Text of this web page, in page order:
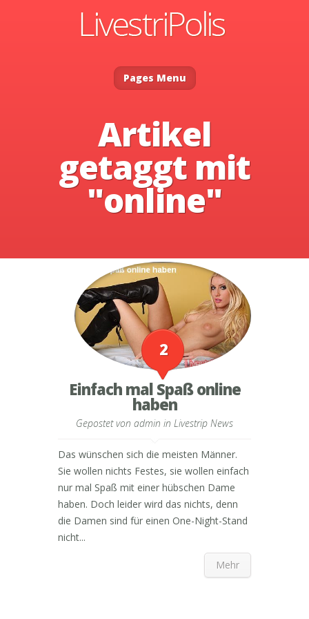
Pages Menu
Artikel
getaggt mit
"online"
2
Einfach mal Spaß online
haben
Gepostet von admin in Livestrip News
Das wünschen sich die meisten Männer.
Sie wollen nichts Festes, sie wollen einfach
nur mal Spaß mit einer hübschen Dame
haben. Doch leider wird das nichts, denn
die Damen sind für einen One-Night-Stand
nicht...
Mehr